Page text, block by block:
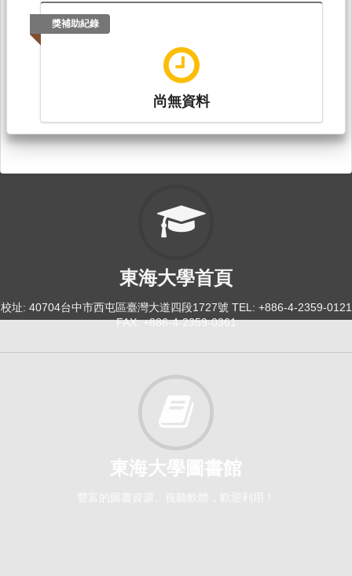
獎補助紀錄
尚無資料
東海大學首頁
校址: 40704台中市西屯區臺灣大道四段1727號 TEL: +886-4-2359-0121
FAX: +886-4-2359-0361
東海大學圖書館
豐富的圖書資源、視聽軟體，歡迎利用！